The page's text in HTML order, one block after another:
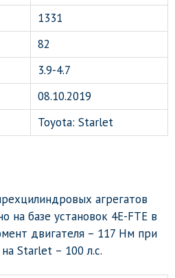
1331
82
3.9-4.7
08.10.2019
Toyota: Starlet
агрегатов
на базе установок 4E-FTE в
двигателя – 117 Нм при
Starlet – 100 л.с.